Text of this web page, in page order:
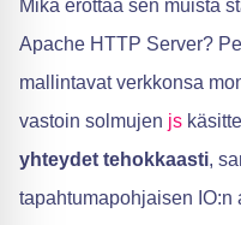
Mikä erottaa sen muista
Apache HTTP Server?
mallintavat verkkonsa
vastoin solmujen js
yhteydet tehokkaasti,
tapahtumapohjaisen IO:n